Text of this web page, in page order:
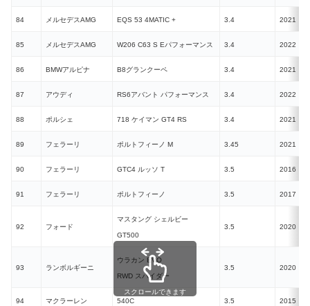
84 メルセデスAMG EQS 53 4MATIC + 3.4 2021
85 メルセデスAMG W206 C63 S Eパフォーマンス 3.4 2022
86 BMWアルピナ B8グランクーペ 3.4 2021
87 アウディ RS6アバント パフォーマンス 3.4 2022
88 ポルシェ 718 ケイマン GT4 RS 3.4 2021
89 フェラーリ ポルトフィーノ M 3.45 2021
90 フェラーリ GTC4 ルッソ T 3.5 2016
91 フェラーリ ポルトフィーノ 3.5 2017
92 フォード
マスタング シェルビー
GT500
3.5 2020
93 ランボルギーニ
ウラカン EVO
RWD スパイダー
3.5 2020
94 マクラーレン 540C 3.5 2015
スクロールできます